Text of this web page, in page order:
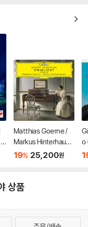
Matthias Goerne /
Markus Hinterhause
r 슈만: 황혼 (가곡집)
19% 25,200원
o
상품